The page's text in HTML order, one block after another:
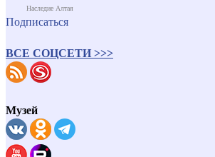
Наследие Алтая
Подписаться
ВСЕ СОЦСЕТИ >>>
Музей